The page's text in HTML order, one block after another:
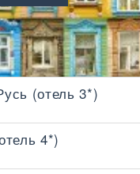
(отель 3*)
4*)